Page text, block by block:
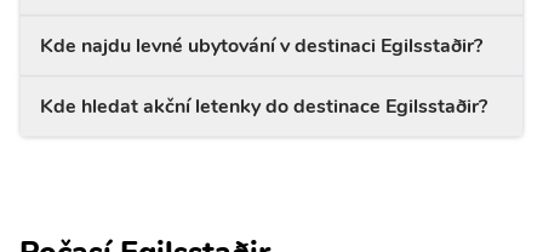
Kde najdu levné ubytování v destinaci Egilsstaðir?
Kde hledat akční letenky do destinace Egilsstaðir?